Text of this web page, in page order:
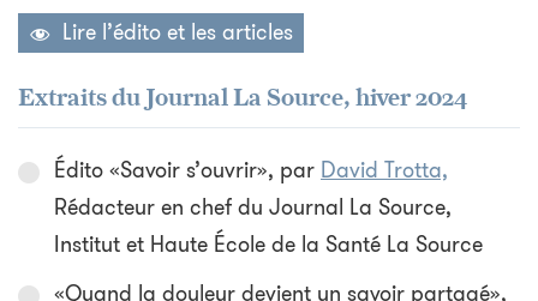
Lire l’édito et les articles
Extraits du Journal La Source, hiver 2024
Édito «Savoir s’ouvrir», par David Trotta,
Rédacteur en chef du Journal La Source,
Institut et Haute École de la Santé La Source
«Quand la douleur devient un savoir partagé»,